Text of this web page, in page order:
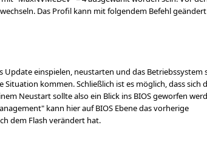
Das Profil kann mit folgendem Befehl geändert
einspielen, neustarten und das Betriebssystem
kommen. Schließlich ist es möglich, dass sich
Neustart sollte also ein Blick ins BIOS geworfen
kann hier auf BIOS Ebene das vorherige
dem Flash verändert hat.